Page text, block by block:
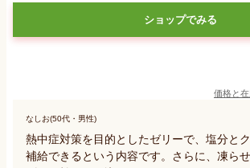
ショップでみる
価格と
なしお(50代・男性)
熱中症対策を目的としたゼリーで、塩分と
補給できるという内容です。さらに、凍ら